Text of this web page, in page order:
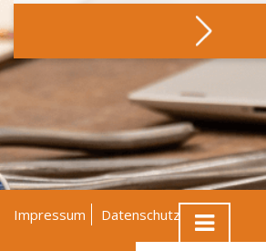
Impressum Datenschutz
AGB